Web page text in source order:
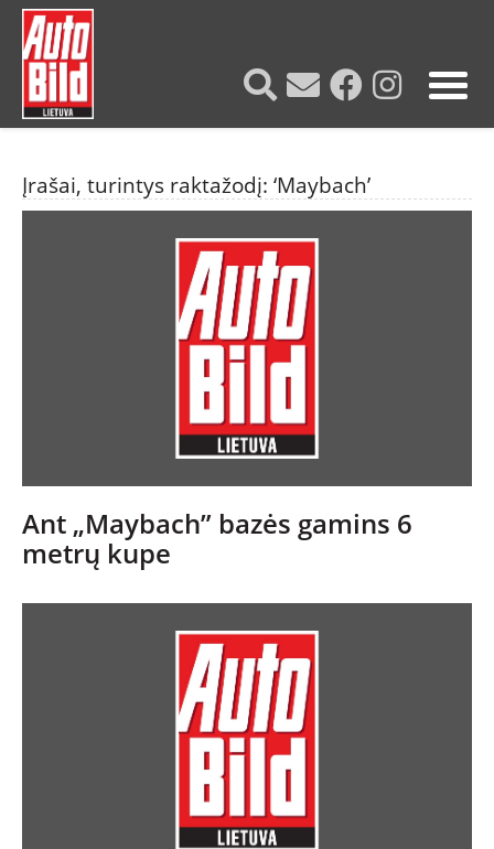
NAUJIENOS
TESTAI
NAUJI
NAUDOTI
REPORTAŽAI
SPORTAS
PATARIMAI
ĮVAIRENYBĖS
Įrašai, turintys raktažodį: ‘Maybach’
Ant „Maybach” bazės gamins 6
metrų kupe